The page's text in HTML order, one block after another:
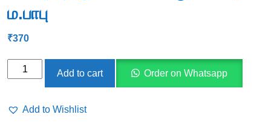
ம.பாபு
₹370
செப்புத்
முனைவர்
Add to cart Order on Whatsapp
Add to Wishlist